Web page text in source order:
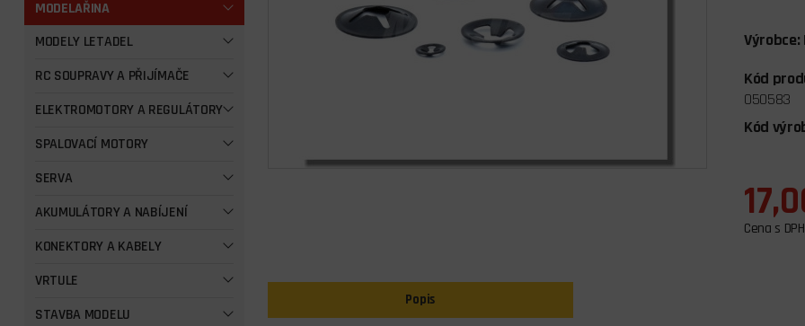
MODELAŘINA
MODELY LETADEL
RC SOUPRAVY A PŘIJÍMAČE
ELEKTROMOTORY A REGULÁTORY
SPALOVACÍ MOTORY
SERVA
AKUMULÁTORY A NABÍJENÍ
KONEKTORY A KABELY
VRTULE
STAVBA MODELU
Výrobce:
Kód
050583
Kód
Cena s DPH
Popis